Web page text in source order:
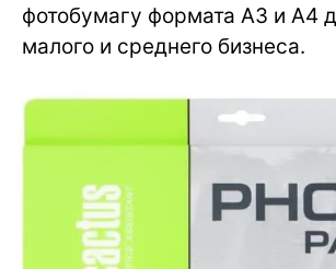
фотобумагу формата А3 и А4
малого и среднего бизнеса.